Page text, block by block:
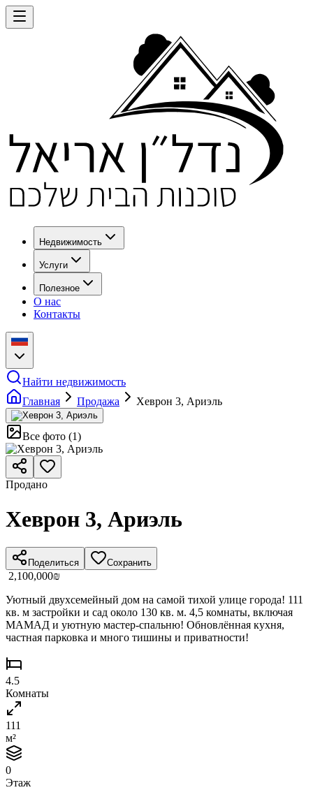
Недвижимость
Услуги
Полезное
О нас
Контакты
Найти недвижимость
Главная
Продажа Хеврон 3, Ариэль
Все фото (1)
Продано
Хеврон 3, Ариэль
Поделиться Сохранить
‏2,100,000 ‏₪
Уютный двухсемейный дом на самой тихой улице города! 111
кв. м застройки и сад около 130 кв. м. 4,5 комнаты, включая
МАМАД и уютную мастер-спальню! Обновлённая кухня,
частная парковка и много тишины и приватности!
4.5
Комнаты
111
м²
0
Этаж